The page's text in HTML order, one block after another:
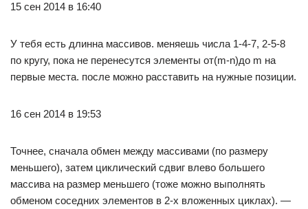
15 сен 2014 в 16:40
У тебя есть длинна массивов. меняешь числа 1-4-7, 2-5-8
по кругу, пока не перенесутся элементы от(m-n)до m на
первые места. после можно расставить на нужные позиции.
16 сен 2014 в 19:53
Точнее, сначала обмен между массивами (по размеру
меньшего), затем циклический сдвиг влево большего
массива на размер меньшего (тоже можно выполнять
обменом соседних элементов в 2-х вложенных циклах). —